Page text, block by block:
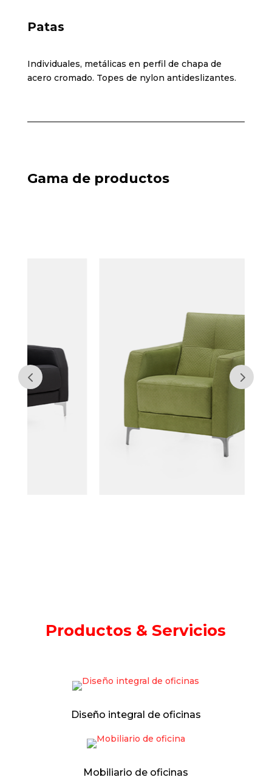
Patas
Individuales, metálicas en perfil de chapa de
acero cromado. Topes de nylon antideslizantes.
Gama de productos
Productos & Servicios
Diseño integral de oficinas
Mobiliario de oficinas